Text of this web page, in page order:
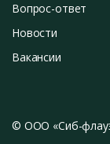
Вопрос-ответ
Новости
Вакансии
© ООО «Сиб-